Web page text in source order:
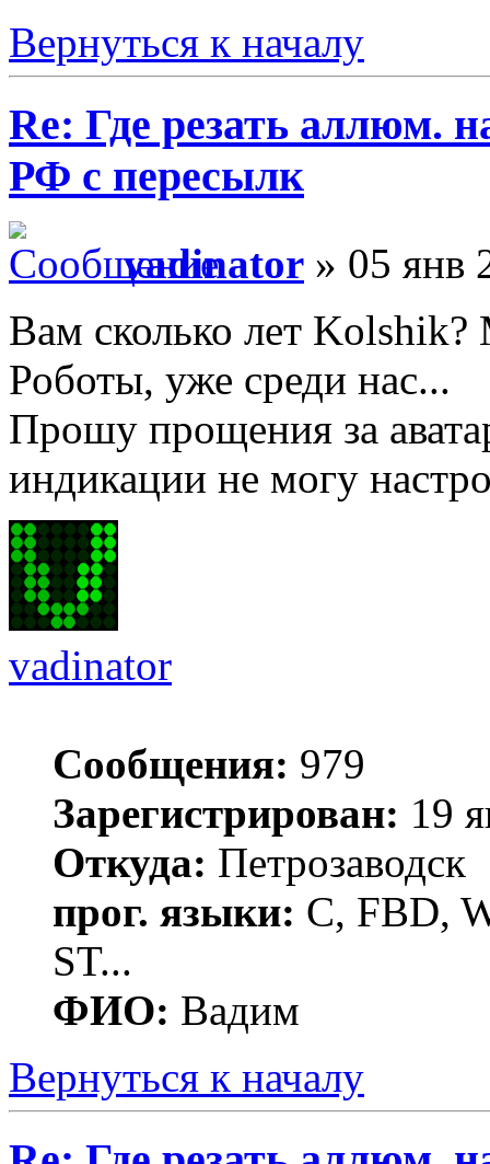
Вернуться к началу
Re: Где резать аллюм.
РФ с пересылк
vadinator » 05 янв
Вам сколько лет
Роботы, уже среди нас...
Прошу прощения за
индикации не могу
vadinator
Сообщения: 979
Зарегистрирован: 19
Откуда: Петрозаводск
прог. языки: C, FBD,
ST...
ФИО: Вадим
Вернуться к началу